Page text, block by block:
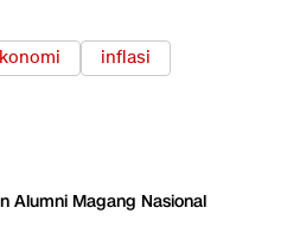
inflasi
Alumni Magang Nasional